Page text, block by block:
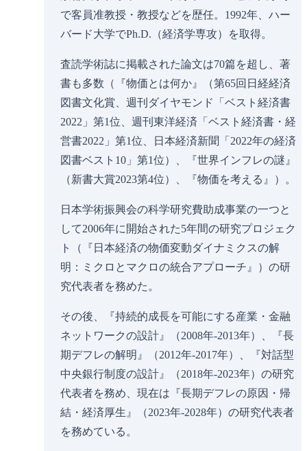
で客員准教授・教授などを歴任。1992年、ハー
バード大学でPh.D.（経済学専攻）を取得。
査読学術誌に掲載された論文は70篇を超し、著
書も多数（『物価とは何か』（第65回日経経済
図書文化賞、週刊ダイヤモンド「ベスト経済書
2022」第1位、週刊東洋経済「ベスト経済書・経
営書2022」第1位、日本経済新聞「2022年の経済
図書ベスト10」第1位）、『世界インフレの謎』
（新書大賞2023第4位）、『物価を考える』）。
日本学術振興会の科学研究費助成事業の一つと
して2006年に開始された5年間の研究プロジェク
ト（『日本経済の物価変動ダイナミクスの解
明：ミクロとマクロの統合アプローチ』）の研
究代表者を務めた。
その後、『持続的成長を可能にする産業・金融
ネットワークの設計』（2008年-2013年）、『長
期デフレの解明』（2012年-2017年）、『対話型
中央銀行制度の設計』（2018年-2023年）の研究
代表者を務め、現在は『長期デフレの原因・帰
結・経済厚生』（2023年-2028年）の研究代表者
を務めている。